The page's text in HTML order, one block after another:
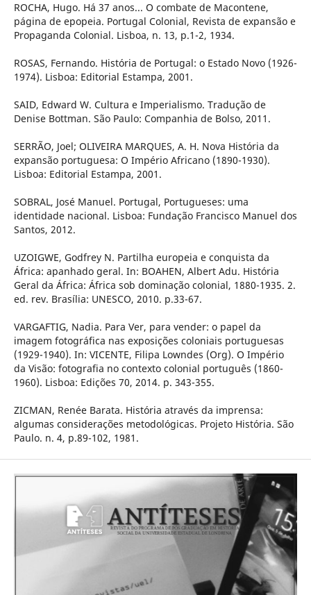
ROCHA, Hugo. Há 37 anos... O combate de Macontene,
página de epopeia. Portugal Colonial, Revista de expansão e
Propaganda Colonial. Lisboa, n. 13, p.1-2, 1934.
ROSAS, Fernando. História de Portugal: o Estado Novo (1926-
1974). Lisboa: Editorial Estampa, 2001.
SAID, Edward W. Cultura e Imperialismo. Tradução de
Denise Bottman. São Paulo: Companhia de Bolso, 2011.
SERRÃO, Joel; OLIVEIRA MARQUES, A. H. Nova História da
expansão portuguesa: O Império Africano (1890-1930).
Lisboa: Editorial Estampa, 2001.
SOBRAL, José Manuel. Portugal, Portugueses: uma
identidade nacional. Lisboa: Fundação Francisco Manuel dos
Santos, 2012.
UZOIGWE, Godfrey N. Partilha europeia e conquista da
África: apanhado geral. In: BOAHEN, Albert Adu. História
Geral da África: África sob dominação colonial, 1880-1935. 2.
ed. rev. Brasília: UNESCO, 2010. p.33-67.
VARGAFTIG, Nadia. Para Ver, para vender: o papel da
imagem fotográfica nas exposições coloniais portuguesas
(1929-1940). In: VICENTE, Filipa Lowndes (Org). O Império
da Visão: fotografia no contexto colonial português (1860-
1960). Lisboa: Edições 70, 2014. p. 343-355.
ZICMAN, Renée Barata. História através da imprensa:
algumas considerações metodológicas. Projeto História. São
Paulo. n. 4, p.89-102, 1981.